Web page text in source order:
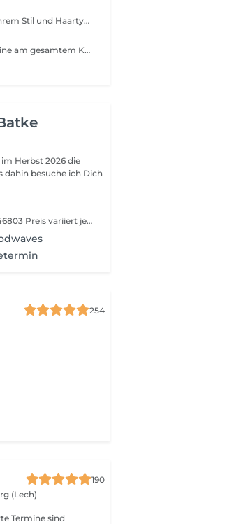
Präziser Schnitt nach Wunsch, passend zu Ihrem Stil und Haartyp. Für einen frischen, gepflegten Look.
Ein schneller rundum Schnitt mit der Maschine am gesamtem Kopf. Für einen unkomplizierten, frischen Style.
Herbst 2026 die
dahin besuche ich Dich
Bitte über Whatsapp kontaktieren 0152 34246803 Preis variiert je nach Zeit und Aufwand und ist daher individuell.
254
190
(Lech)